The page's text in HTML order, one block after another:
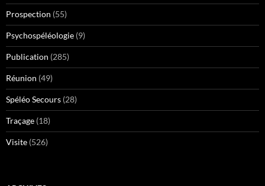
Prospection (55)
Psychospéléologie (9)
Publication (285)
Réunion (49)
Spéléo Secours (28)
Traçage (18)
Visite (526)